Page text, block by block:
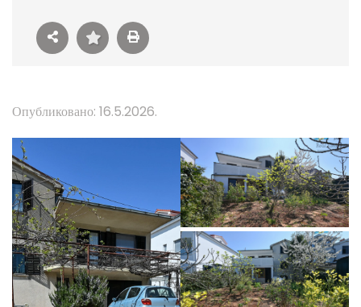
Опубликовано: 16.5.2026.